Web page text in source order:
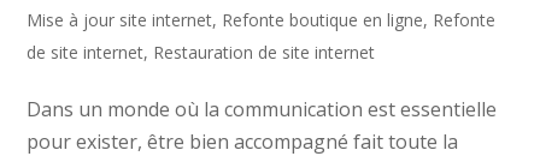
Mise à jour site internet, Refonte boutique en ligne, Refonte
de site internet, Restauration de site internet
Dans un monde où la communication est essentielle
pour exister, être bien accompagné fait toute la